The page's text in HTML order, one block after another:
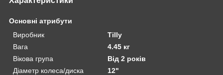
Основні атрибути
Виробник
Tilly
Вага
4.45 кг
Вікова група
Від 2 років
Діаметр колеса/диска
12"